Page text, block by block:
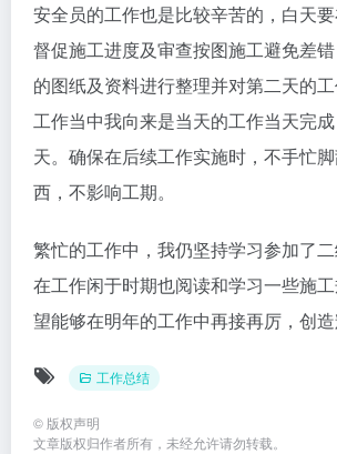
安全员的工作也是比较辛苦的，白天
督促施工进度及审查按图施工避免差
的图纸及资料进行整理并对第二天的
工作当中我向来是当天的工作当天完
天。确保在后续工作实施时，不手忙
西，不影响工期。
繁忙的工作中，我仍坚持学习参加了二
在工作闲于时期也阅读和学习一些施
望能够在明年的工作中再接再厉，创造
工作总结
© 版权声明
文章版权归作者所有，未经允许请勿转载。